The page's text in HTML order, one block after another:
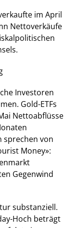
im April
Nettoverkäufe
Investoren
Gold-ETFs
Nettoabflüsse
sprechen von
Money»:
Gegenwind
substanziell.
Hoch beträgt